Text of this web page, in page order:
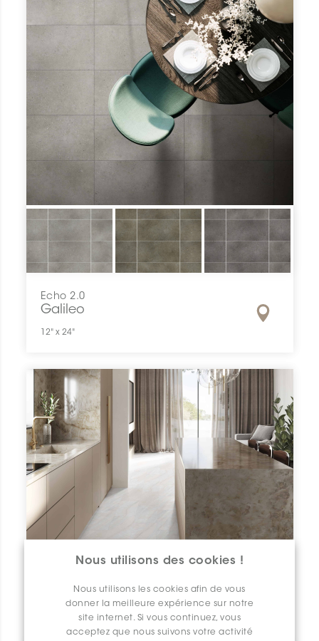
Nous utilisons des cookies !
Nous utilisons les cookies afin de vous
donner la meilleure expérience sur notre
site internet. Si vous continuez, vous
acceptez que nous suivons votre activité
Echo 2.0
Galileo
12" x 24"